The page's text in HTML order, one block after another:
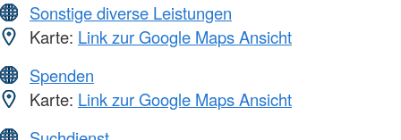
Sonstige diverse Leistungen
Karte: Link zur Google Maps Ansicht
Spenden
Karte: Link zur Google Maps Ansicht